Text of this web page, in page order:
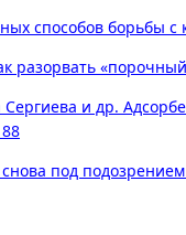
способов борьбы
разорвать
и др.
под